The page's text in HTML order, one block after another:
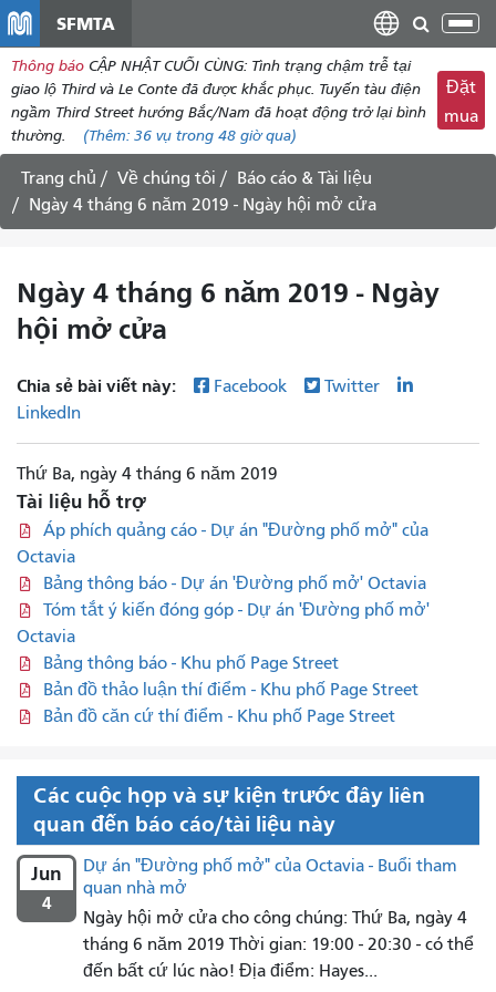
dung
SFMTA
Thông báo CẬP NHẬT CUỐI CÙNG: Tình trạng chậm trễ tại
giao lộ Third và Le Conte đã được khắc phục. Tuyến tàu điện
ngầm Third Street hướng Bắc/Nam đã hoạt động trở lại bình
thường.
(Thêm: 36 vụ trong 48 giờ qua)
Đặt
mua
Trang chủ Về chúng tôi
Báo cáo & Tài liệu
Ngày 4 tháng 6 năm 2019 - Ngày hội mở cửa
Ngày 4 tháng 6 năm 2019 - Ngày
hội mở cửa
Chia sẻ bài viết này: Facebook
Twitter
LinkedIn
Thứ Ba, ngày 4 tháng 6 năm 2019
Tài liệu hỗ trợ
Áp phích quảng cáo - Dự án "Đường phố mở" của
Octavia
Bảng thông báo - Dự án 'Đường phố mở' Octavia
Tóm tắt ý kiến ​​đóng góp - Dự án 'Đường phố mở'
Octavia
Bảng thông báo - Khu phố Page Street
Bản đồ thảo luận thí điểm - Khu phố Page Street
Bản đồ căn cứ thí điểm - Khu phố Page Street
Các cuộc họp và sự kiện trước đây liên
quan đến báo cáo/tài liệu này
Jun
4
Dự án "Đường phố mở" của Octavia - Buổi tham
quan nhà mở
Ngày hội mở cửa cho công chúng: Thứ Ba, ngày 4
tháng 6 năm 2019 Thời gian: 19:00 - 20:30 - có thể
đến bất cứ lúc nào! Địa điểm: Hayes...